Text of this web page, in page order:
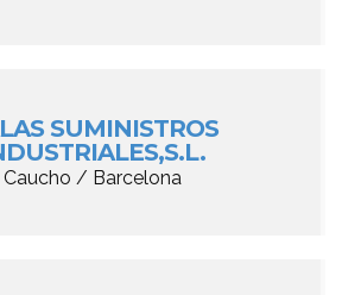
SUMINISTROS
Caucho / Barcelona